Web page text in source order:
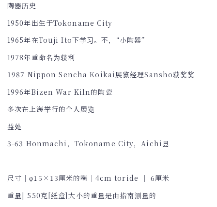
陶器历史
1950年出生于Tokoname City
1965年在Touji Ito下学习。不，“小陶器”
1978年重命名为获利
1987 Nippon Sencha Koikai展览经理Sansho获奖奖
1996年Bizen War Kiln的陶瓷
多次在上海举行的个人展览
益处
3-63 Honmachi，Tokoname City，Aichi县
尺寸 ｜φ15×13厘米的嘴｜4cm toride ｜ 6厘米
重量| 550克[纸盒]大小的重量是由指南测量的